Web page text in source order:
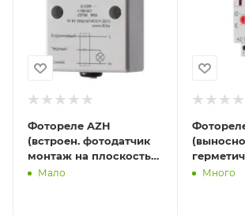
Фотореле AZH
(встроен. фотодатчик
монтаж на плоскость
230В 10А 1 НО IP65) F&F
Мало Много